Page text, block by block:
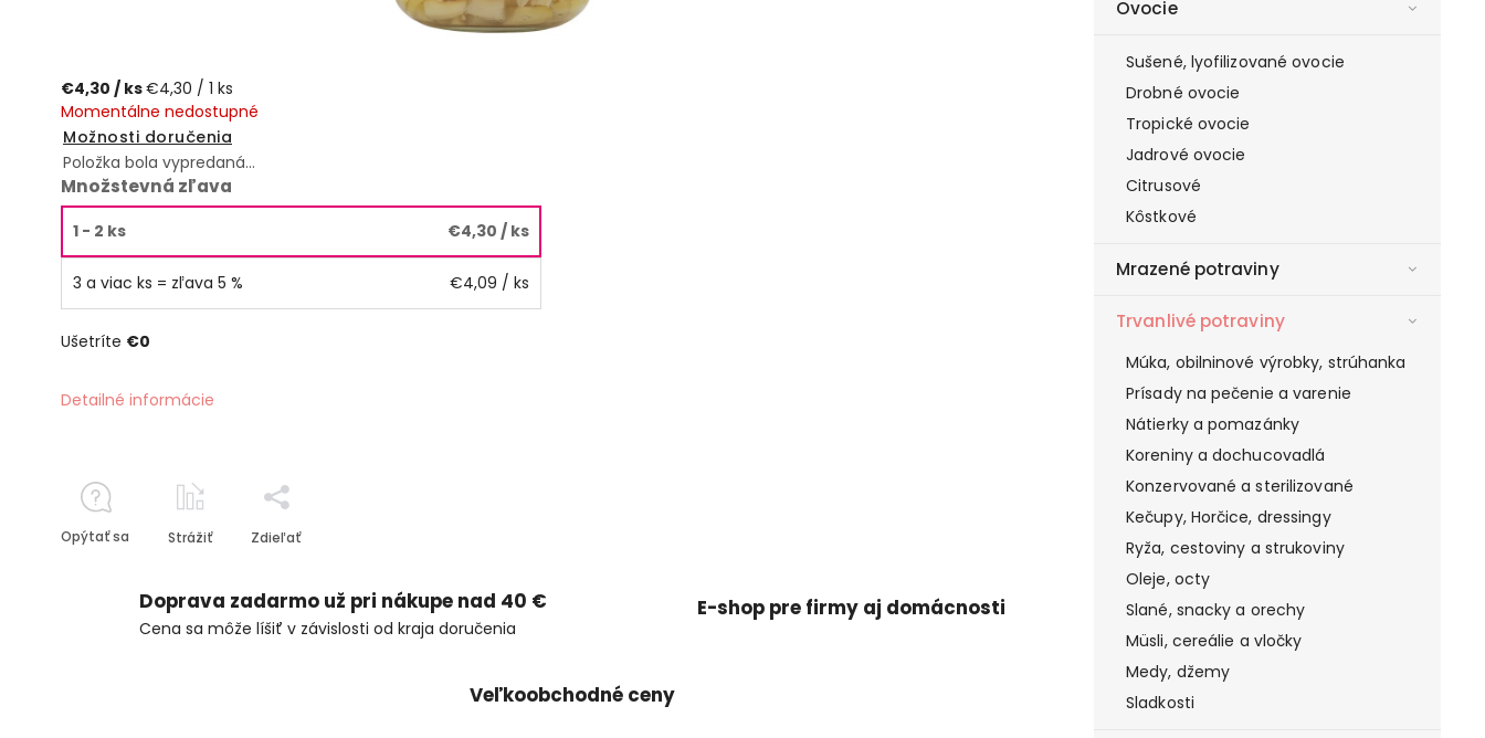
Ovocie
Sušené, lyofilizované ovocie
Drobné ovocie
Tropické ovocie
Jadrové ovocie
Citrusové
Kôstkové
Mrazené potraviny
Trvanlivé potraviny
Múka, obilninové výrobky, strúhanka
Prísady na pečenie a varenie
Nátierky a pomazánky
Koreniny a dochucovadlá
Konzervované a sterilizované
Kečupy, Horčice, dressingy
Ryža, cestoviny a strukoviny
Oleje, octy
Slané, snacky a orechy
Müsli, cereálie a vločky
Medy, džemy
Sladkosti
€4,30 / ks€4,30 / 1 ks
Momentálne nedostupné
Možnosti doručenia
Položka bola vypredaná…
Množstevná zľava
1 - 2 ks €4,30 / ks
3 a viac ks = zľava 5 % €4,09 / ks
Ušetríte €0
Detailné informácie
Opýtať sa Strážiť Zdieľať
Doprava zadarmo už pri nákupe nad 40 €
Cena sa môže líšiť v závislosti od kraja doručenia
E-shop pre firmy aj domácnosti
Veľkoobchodné ceny